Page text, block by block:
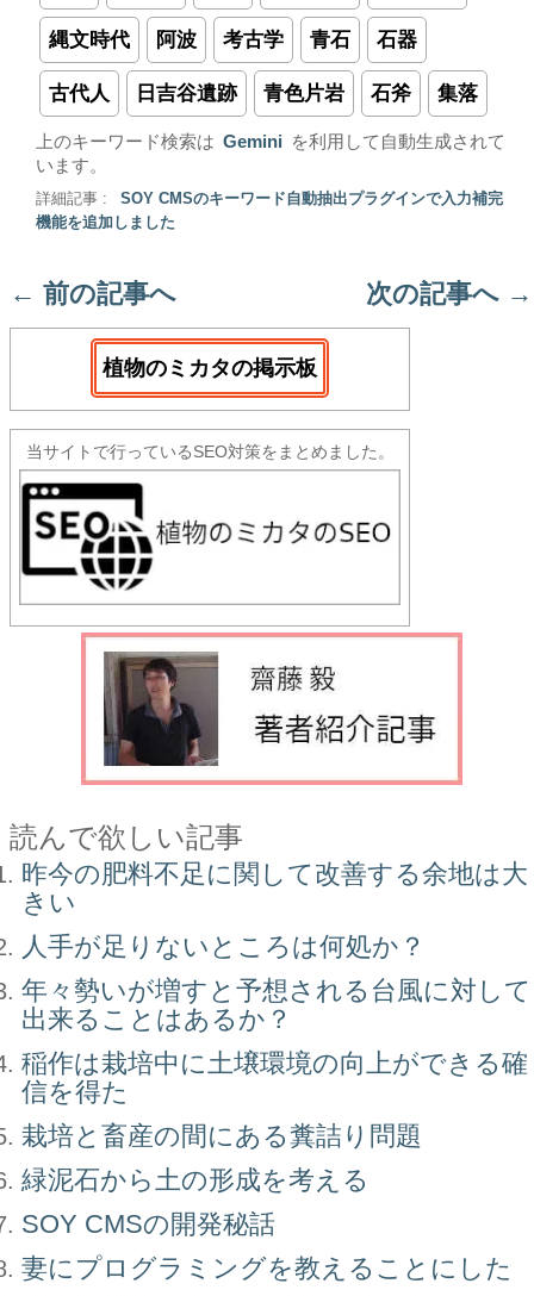
縄文時代 阿波 考古学 青石 石器
古代人 日吉谷遺跡 青色片岩 石斧 集落
上のキーワード検索は Gemini
を利用して自動生成されて
います。
詳細記事 :
SOY CMSのキーワード自動抽出プラグインで入力補完
機能を追加しました
← 前の記事へ 次の記事へ →
植物のミカタの掲示板
当サイトで行っているSEO対策をまとめました。
読んで欲しい記事
昨今の肥料不足に関して改善する余地は大
きい
人手が足りないところは何処か？
年々勢いが増すと予想される台風に対して
出来ることはあるか？
稲作は栽培中に土壌環境の向上ができる確
信を得た
栽培と畜産の間にある糞詰り問題
緑泥石から土の形成を考える
SOY CMSの開発秘話
妻にプログラミングを教えることにした